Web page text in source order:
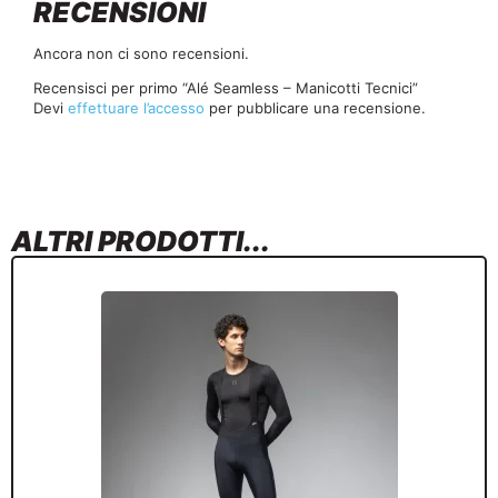
RECENSIONI
Ancora non ci sono recensioni.
Recensisci per primo “Alé Seamless – Manicotti Tecnici”
Devi effettuare l’accesso per pubblicare una recensione.
ALTRI PRODOTTI...